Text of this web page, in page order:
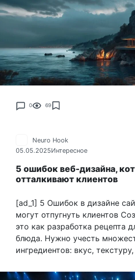
0 69
Neuro Hook
05.05.2025Интересное
5 ошибок веб-дизайна,
отталкивают клиентов
[ad_1] 5 Ошибок в дизайне
могут отпугнуть клиентов
это как разработка рецепта
блюда. Нужно учесть
ингредиентов: вкус,